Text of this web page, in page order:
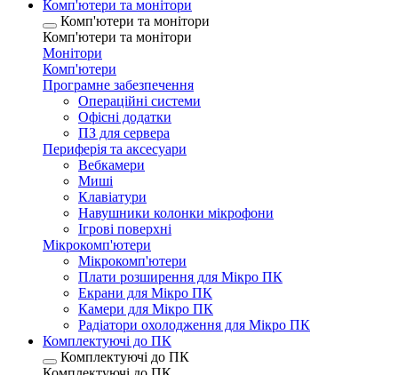
Комп'ютери та монітори
Комп'ютери та монітори
Комп'ютери та монітори
Монітори
Комп'ютери
Програмне забезпечення
Операційні системи
Офісні додатки
ПЗ для сервера
Периферія та аксесуари
Вебкамери
Миші
Клавіатури
Навушники колонки мікрофони
Ігрові поверхні
Мікрокомп'ютери
Мікрокомп'ютери
Плати розширення для Мікро ПК
Екрани для Мікро ПК
Камери для Мікро ПК
Радіатори охолодження для Мікро ПК
Комплектуючі до ПК
Комплектуючі до ПК